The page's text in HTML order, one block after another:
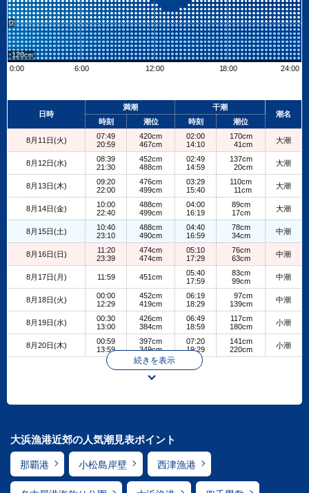
0
-120
0:00
6:00 12:00 18:00 24:00
+
日時
満潮
干潮
潮名
時刻
潮位 時刻 潮位
8月11日(火)
07:49
20:59
420cm
467cm
02:00
14:10
170cm
41cm
大潮
8月12日(水)
08:39
21:30
452cm
488cm
02:49
14:59
137cm
20cm
大潮
8月13日(木)
09:20
22:00
476cm
499cm
03:29
15:40
110cm
11cm
大潮
8月14日(金)
10:00
22:40
488cm
499cm
04:00
16:19
89cm
17cm
大潮
8月15日(土)
10:40
23:10
488cm
490cm
04:40
16:59
78cm
34cm
中潮
8月16日(日)
11:20
23:39
474cm
474cm
05:10
17:29
76cm
63cm
中潮
8月17日(月) 11:59 451cm
05:40
17:59
83cm
99cm
中潮
8月18日(火)
00:00
12:29
452cm
419cm
06:19
18:29
97cm
139cm
中潮
8月19日(水)
00:30
13:00
426cm
384cm
06:49
18:59
117cm
180cm
小潮
8月20日(木)
00:59
13:59
397cm
349cm
07:20
19:29
141cm
220cm
小潮
続きを表示
大浜漁港近郊の人気潮見表ポイント
那覇港 小松島岸壁 西津漁港